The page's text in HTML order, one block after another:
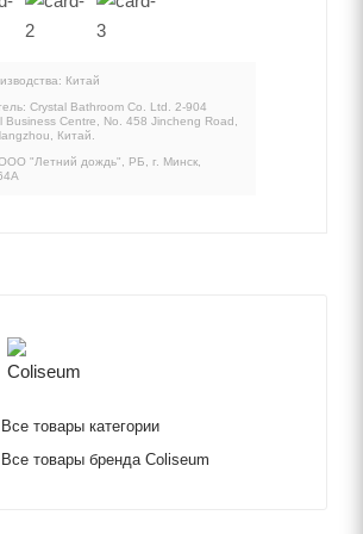
Китай
Сrystal Bathroom Co. Ltd. 2-904
Business Centre, No. 458 Jincheng Road,
Китай.
"Летний дождь", РБ, г. Минск,
Все товары категории
Все товары бренда Coliseum